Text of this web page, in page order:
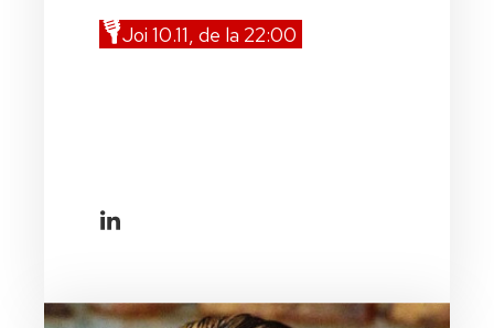
🎙️Joi 10.11, de la 22:00